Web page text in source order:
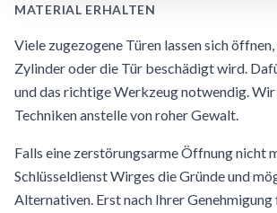
MATERIAL ERHALTEN
Viele zugezogene Türen lassen sich
Zylinder oder die Tür beschädigt wird.
und das richtige Werkzeug notwendig.
Techniken anstelle von roher Gewalt.
Falls eine zerstörungsarme Öffnung nicht
Schlüsseldienst Wirges die Gründe und
Alternativen. Erst nach Ihrer Genehmigung